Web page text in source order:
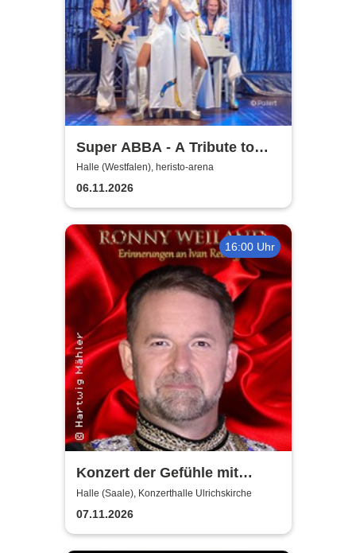
Super ABBA - A Tribute to
ABBA
Halle (Westfalen), heristo-arena
06.11.2026
16:00 Uhr
Konzert der Gefühle mit
Ronny Weiland
Halle (Saale), Konzerthalle Ulrichskirche
07.11.2026